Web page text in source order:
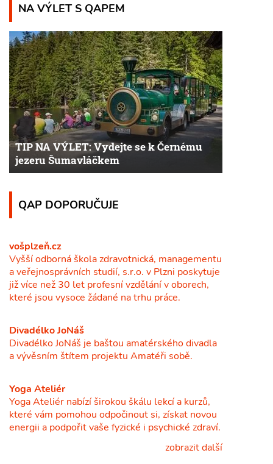
NA VÝLET S QAPEM
TIP NA VÝLET: Vydejte se k Černému
jezeru Šumavláčkem
QAP DOPORUČUJE
vošplzeň.cz
Vyšší odborná škola zdravotnická, managementu
a veřejnosprávních studií, s.r.o. v Plzni poskytuje
již více než 30 let profesní vzdělání v oborech,
které jsou vysoce žádané na trhu práce.
Divadélko JoNáš
Divadélko JoNáš je baštou amatérského divadla
a vývěsním štítem projektu Amatéři sobě.
Yoga Ateliér
Yoga Ateliér nabízí širokou škálu lekcí a kurzů,
které vám pomohou odpočinout si, získat novou
energii a podpořit vaše fyzické i psychické zdraví.
zobrazit další